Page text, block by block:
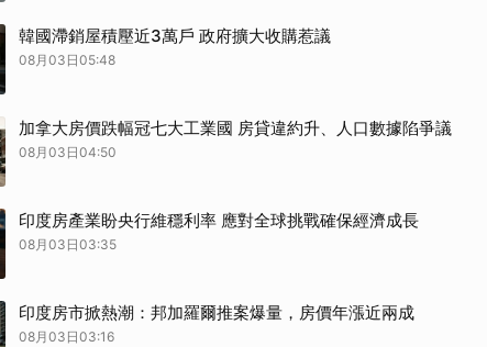
韓國滯銷屋積壓近3萬戶 政府擴大收購惹議
08月03日05:48
加拿大房價跌幅冠七大工業國 房貸違約升、人口數據陷爭議
08月03日04:50
印度房產業盼央行維穩利率 應對全球挑戰確保經濟成長
08月03日03:35
印度房市掀熱潮：邦加羅爾推案爆量，房價年漲近兩成
08月03日03:16